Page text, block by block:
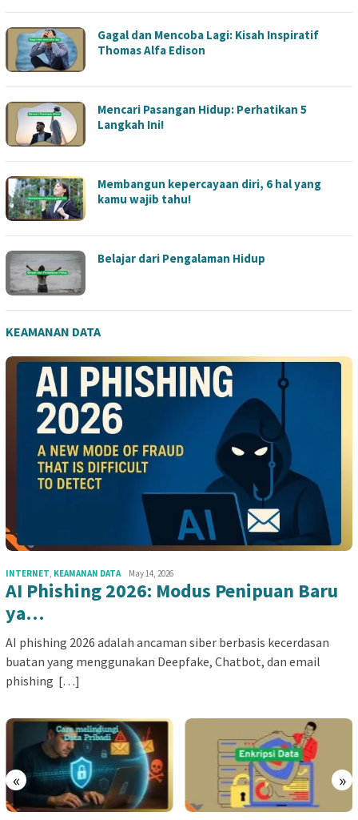
Gagal dan Mencoba Lagi: Kisah Inspiratif
Thomas Alfa Edison
Mencari Pasangan Hidup: Perhatikan 5
Langkah Ini!
Membangun kepercayaan diri, 6 hal yang
kamu wajib tahu!
Belajar dari Pengalaman Hidup
KEAMANAN DATA
INTERNET, KEAMANAN DATA May 14, 2026
AI Phishing 2026: Modus Penipuan Baru
ya…
AI phishing 2026 adalah ancaman siber berbasis kecerdasan
buatan yang menggunakan Deepfake, Chatbot, dan email
phishing […]
« »